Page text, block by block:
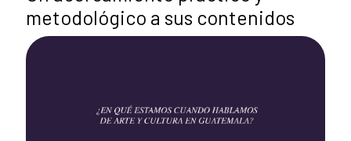
metodológico a sus contenidos